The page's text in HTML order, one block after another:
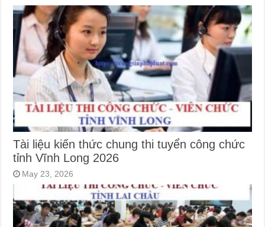
Tài liệu kiến thức chung thi tuyển công chức
tỉnh Vĩnh Long 2026
May 23, 2026